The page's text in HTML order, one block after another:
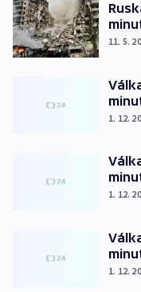
11. 5.
1. 12.
1. 12.
1. 12.